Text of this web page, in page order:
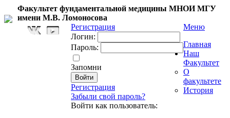
Факультет фундаментальной медицины МНОИ МГУ
имени М.В. Ломоносова
Регистрация
Логин:
Пароль:
Запомни
Регистрация
Забыли свой пароль?
Войти как пользователь:
Меню
Главная
Наш
Факультет
О
факультете
История